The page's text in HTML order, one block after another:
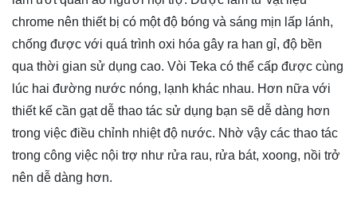
chrome nên thiết bị có một độ bóng và sáng mịn lấp lánh,
chống được với quá trình oxi hóa gây ra han gỉ, độ bền
qua thời gian sử dụng cao. Vòi Teka có thể cấp được cùng
lúc hai đường nước nóng, lạnh khác nhau. Hơn nữa với
thiết kế cần gạt dễ thao tác sử dụng bạn sẽ dễ dàng hơn
trong việc điều chỉnh nhiệt độ nước. Nhờ vậy các thao tác
trong công việc nội trợ như rửa rau, rửa bát, xoong, nồi trở
nên dễ dàng hơn.